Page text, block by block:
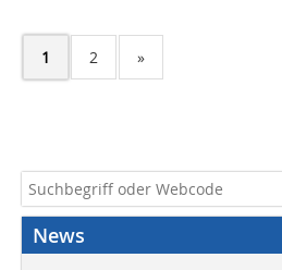
1 2 »
News